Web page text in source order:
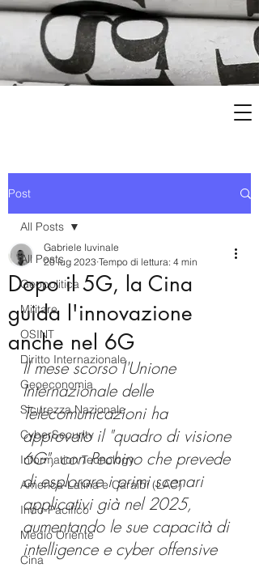
Post
All Posts
Geopolitica
Militare
OSINT
Diritto Internazionale
Geoeconomia
Sicurezza Nazionale
CyberSecurity
Information Tecnology
America-Latina e Caraibi (LAC)
Indo-Pacifico
Medio Oriente
Cina
All Posts
Dopo il 5G, la Cina
guida l'innovazione
anche nel 6G
Gabriele Iuvinale
20 lug 2023 Tempo di lettura: 4 min
Il mese scorso l'Unione
Internazionale delle
Telecomunicazioni ha
approvato il "quadro di visione
6G", con Pechino che prevede
di esplorare i primi scenari
applicativi già nel 2025,
aumentando le sue capacità di
intelligence e cyber offensive